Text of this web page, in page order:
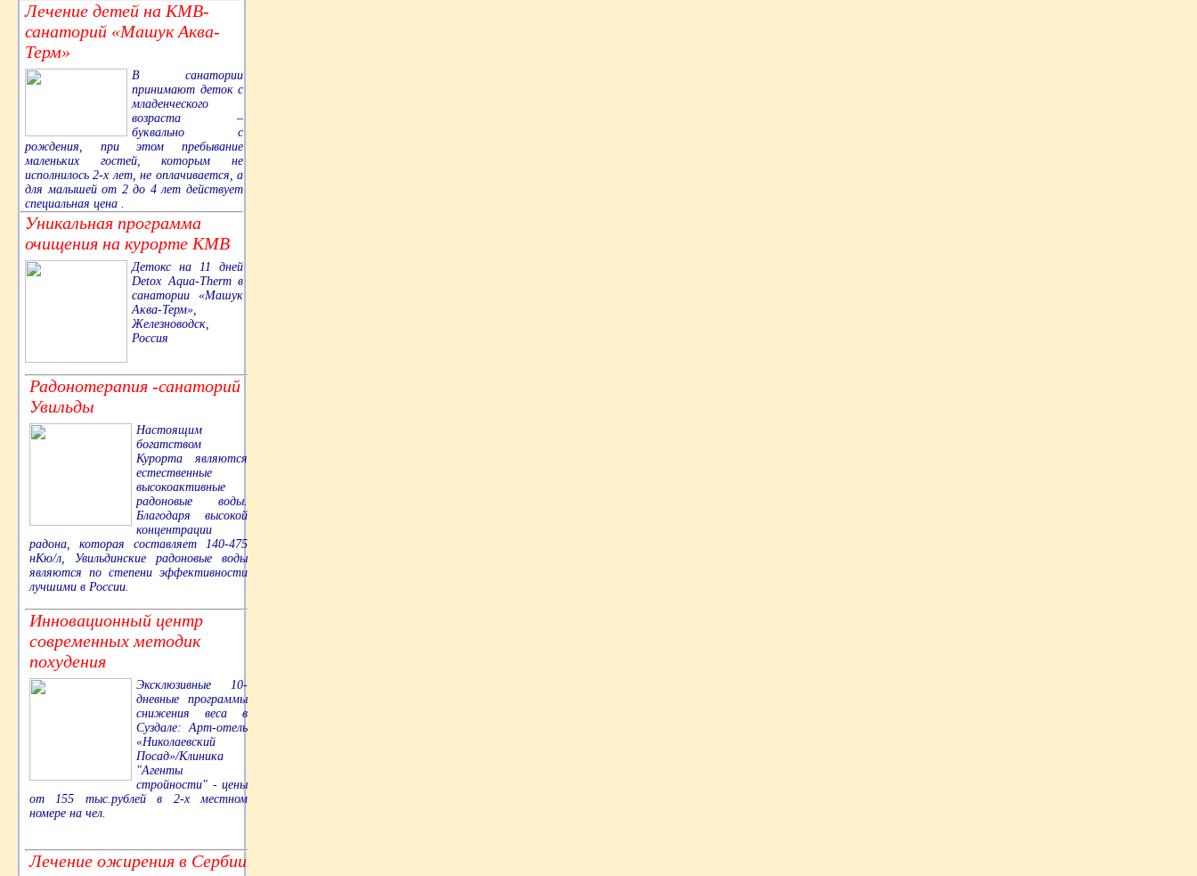
Лечение детей на КМВ-
санаторий «Машук Аква-
Терм»
В санатории
принимают деток с
младенческого
возраста –
буквально с
рождения, при этом пребывание
маленьких гостей, которым не
исполнилось 2-х лет, не оплачивается, а
для малышей от 2 до 4 лет действует
специальная цена .
Уникальная программа
очищения на курорте КМВ
Детокс на 11 дней
Detox Aqua-Therm в
санатории «Машук
Аква-Терм»,
Железноводск,
Россия
Радонотерапия -санаторий
Увильды
Настоящим
богатством
Курорта являются
естественные
высокоактивные
радоновые воды.
Благодаря высокой
концентрации
радона, которая составляет 140-475
нКю/л, Увильдинские радоновые воды
являются по степени эффективности
лучшими в России.
Инновационный центр
современных методик
похудения
Эксклюзивные 10-
дневные программы
снижения веса в
Суздале: Арт-отель
«Николаевский
Посад»/Клиника
"Агенты
стройности" - цены
от 155 тыс.рублей в 2-х местном
номере на чел.
Лечение ожирения в Сербии